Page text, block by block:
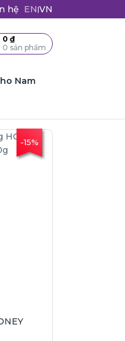
hệ EN|VN
0 ₫
0 sản phẩm
Nam
-15%